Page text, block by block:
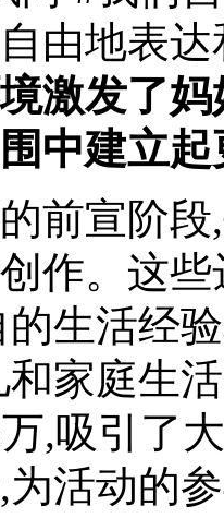
由地表
激发了
中建立
前宣阶
作。这
生活经
家庭生
,吸引了
活动的